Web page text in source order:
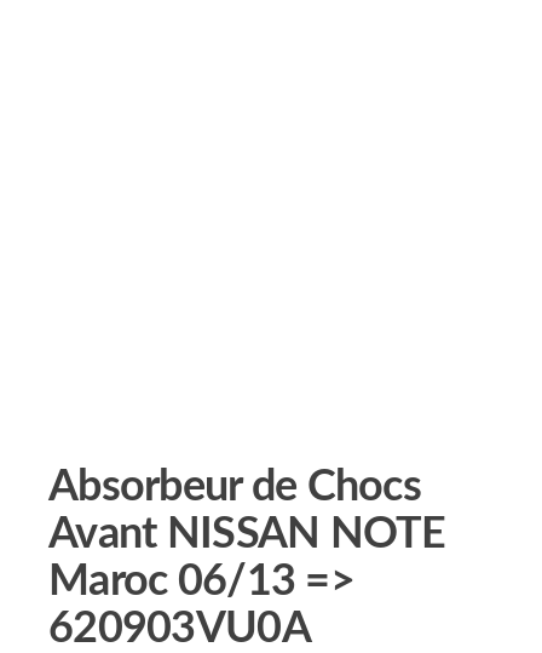
Absorbeur de Chocs
Avant NISSAN NOTE
Maroc 06/13 =>
620903VU0A